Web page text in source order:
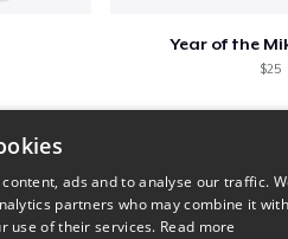
Year of the
$25
ads and to analyse our traffic.
partners who may combine it
use of their services. Read more